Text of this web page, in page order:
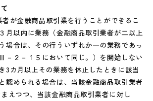
て
が金融商品取引業を行うことができるこ
月以内に業務（金融商品取引業者が二以上
場合は、その行ういずれか一の業務であっ
－２－１５において同じ。）を開始しない
3カ月以上その業務を休止したときに該当
認められる場合は、当該金融商品取引業者
えつつ、当該金融商品取引業者に対し